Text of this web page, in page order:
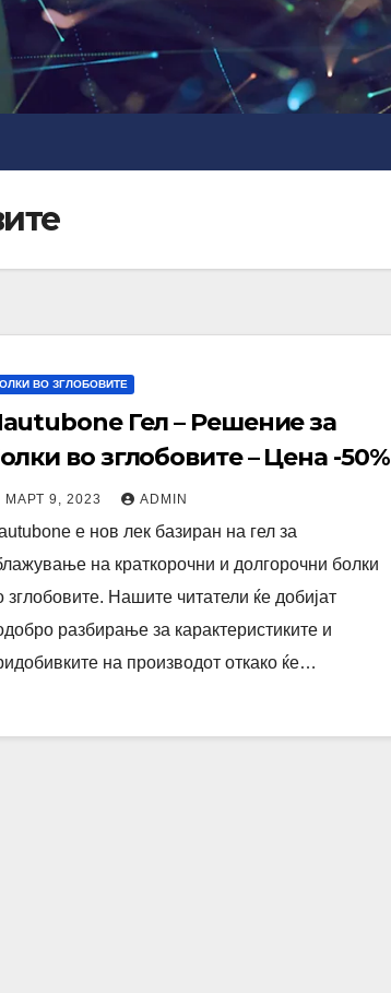
ВО ЗГЛОБОВИТЕ
Гел – Решение за
во зглобовите – Цена -50%
МАРТ 9, 2023 ADMIN
е нов лек базиран на гел за
на краткорочни и долгорочни болки
зглобовите. Нашите читатели ќе добијат
разбирање за карактеристиките и
на производот откако ќе…